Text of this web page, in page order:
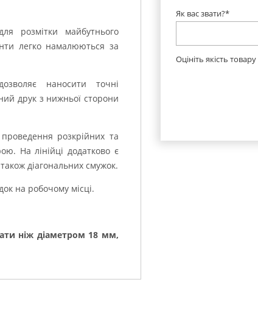
розмітки майбутнього
легко намалюються за
наносити точні
друк з нижньої сторони
розкрійних та
На лінійці додатково є
діагональних смужок.
на робочому місці.
ніж діаметром 18 мм,
Як вас звати?*
Оцініть якість товару